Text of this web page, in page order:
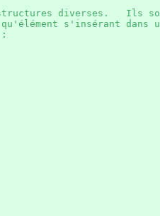
structures diverses. Ils
s'insérant dans
: